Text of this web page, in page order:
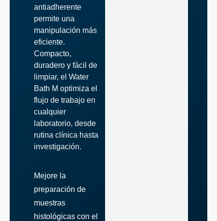
antiadherente
permite una
manipulación más
eficiente.
Compacto,
duradero y fácil de
limpiar, el Water
Bath M optimiza el
flujo de trabajo en
cualquier
laboratorio, desde
rutina clínica hasta
investigación.
Mejore la
preparación de
muestras
histológicas con el